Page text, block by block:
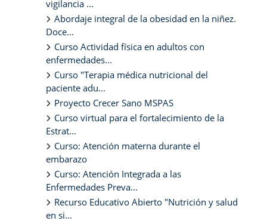
vigilancia ...
Abordaje integral de la obesidad en la niñez.
Doce...
Curso Actividad física en adultos con
enfermedades...
Curso "Terapia médica nutricional del
paciente adu...
Proyecto Crecer Sano MSPAS
Curso virtual para el fortalecimiento de la
Estrat...
Curso: Atención materna durante el
embarazo
Curso: Atención Integrada a las
Enfermedades Preva...
Recurso Educativo Abierto "Nutrición y salud
en si...